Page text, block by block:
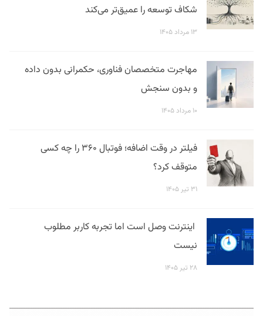
شکاف توسعه را عمیق‌تر می‌کند
۱۳ مرداد ۱۴۰۵
مهاجرت متخصصان فناوری، حکمرانی بدون داده
و بدون سنجش
۱۰ مرداد ۱۴۰۵
فیلتر در وقت اضافه؛ فوتبال ۳۶۰ را چه کسی
متوقف کرد؟
۳۱ تیر ۱۴۰۵
اینترنت وصل است اما تجربه کاربر مطلوب
نیست
۲۸ تیر ۱۴۰۵